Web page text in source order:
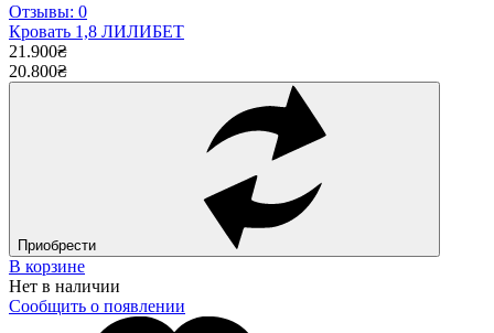
Отзывы: 0
Кровать 1,8 ЛИЛИБЕТ
21.900₴
20.800₴
Приобрести
В корзине
Нет в наличии
Сообщить о появлении